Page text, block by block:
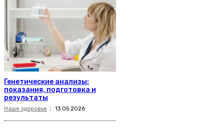
Генетические анализы:
показания, подготовка и
результаты
Наше здоровье 13.05.2026